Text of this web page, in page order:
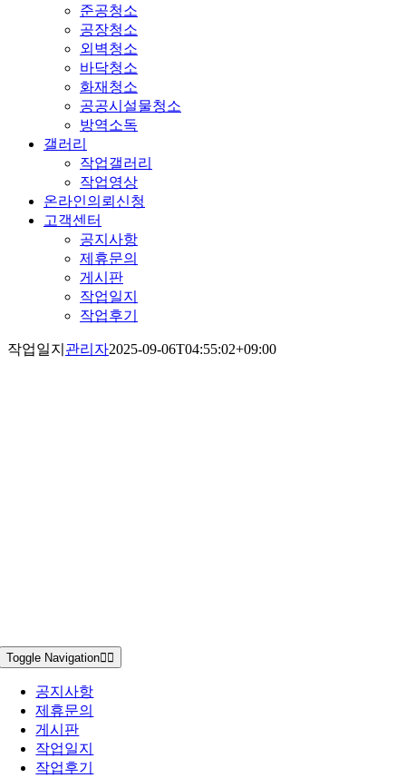
준공청소
공장청소
외벽청소
바닥청소
화재청소
공공시설물청소
방역소독
갤러리
작업갤러리
작업영상
온라인의뢰신청
고객센터
공지사항
제휴문의
게시판
작업일지
작업후기
작업일지 관리자2025-09-06T04:55:02+09:00
Toggle Navigation
공지사항
제휴문의
게시판
작업일지
작업후기